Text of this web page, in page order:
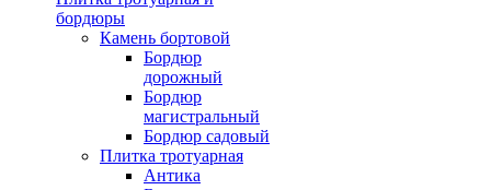
бордюры
Камень бортовой
Бордюр
дорожный
Бордюр
магистральный
Бордюр садовый
Плитка тротуарная
Антика